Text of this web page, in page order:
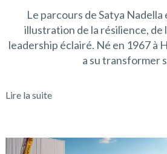
Le parcours de Satya
illustration de la résilience, de
leadership éclairé. Né en 1967 à
a su transformer
Lire la suite